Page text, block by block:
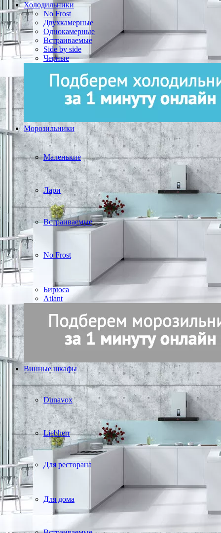
Холодильники
No Frost
Двухкамерные
Однокамерные
Встраиваемые
Side by side
Черные
Морозильники
Маленькие
Лари
Встраиваемые
No Frost
Бирюса
Atlant
Винные шкафы
Dunavox
Liebherr
Для ресторана
Для дома